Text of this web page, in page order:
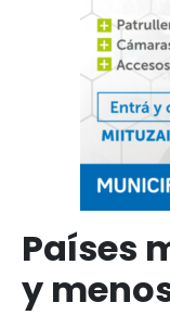
Países
y